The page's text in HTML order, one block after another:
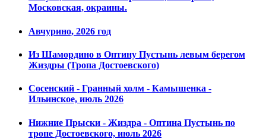
Московская, окраины.
Авчурино, 2026 год
Из Шамордино в Оптину Пустынь левым берегом
Жиздры (Тропа Достоевского)
Сосенский - Гранный холм - Камышенка -
Ильинское, июль 2026
Нижние Прыски - Жиздра - Оптина Пустынь по
тропе Достоевского, июль 2026